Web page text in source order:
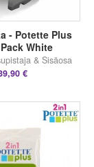
- Potette Plus
White
& Sisäosa
€